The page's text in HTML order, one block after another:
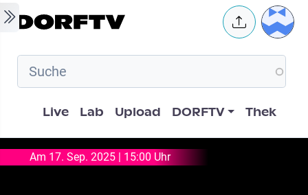
Skip to main content User
Hauptnavigation
Live Lab Upload DORFTV Thek
Am 17. Sep. 2025 | 15:00 Uhr